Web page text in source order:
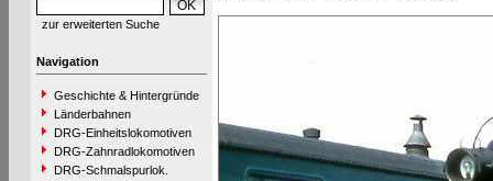
zur erweiterten Suche
Navigation
Geschichte & Hintergründe
Länderbahnen
DRG-Einheitslokomotiven
DRG-Zahnradlokomotiven
DRG-Schmalspurlok.